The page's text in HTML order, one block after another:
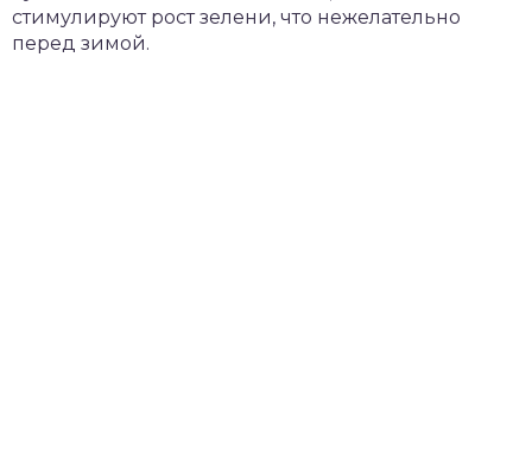
стимулируют рост зелени, что нежелательно
перед зимой.